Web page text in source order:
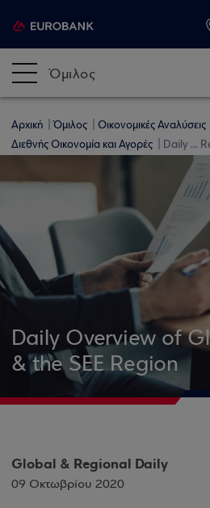
Όμιλος
Αρχική Όμιλος
Οικονομικές Αναλύσεις
Διεθνής Οικονομία και Αγορές
Daily ...
Daily Overview of
& the SEE Region
Global & Regional Daily
09 Οκτωβρίου 2020